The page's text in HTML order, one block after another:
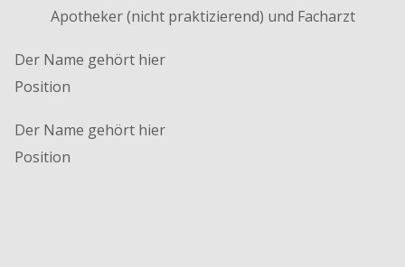
Apotheker (nicht praktizierend) und Facharzt
Der Name gehört hier
Position
Der Name gehört hier
Position